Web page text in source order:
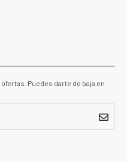
Puedes darte de baja en